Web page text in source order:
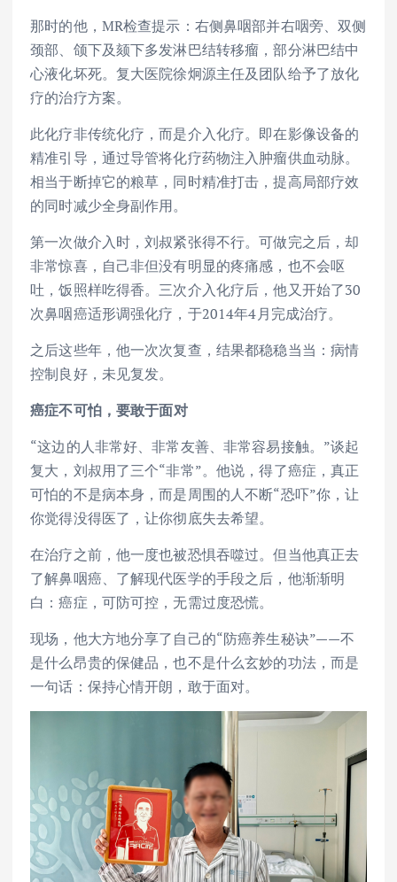
那时的他，MR检查提示：右侧鼻咽部并右咽旁、双侧
颈部、颌下及颏下多发淋巴结转移瘤，部分淋巴结中
心液化坏死。复大医院徐炯源主任及团队给予了放化
疗的治疗方案。
此化疗非传统化疗，而是介入化疗。即在影像设备的
精准引导，通过导管将化疗药物注入肿瘤供血动脉。
相当于断掉它的粮草，同时精准打击，提高局部疗效
的同时减少全身副作用。
第一次做介入时，刘叔紧张得不行。可做完之后，却
非常惊喜，自己非但没有明显的疼痛感，也不会呕
吐，饭照样吃得香。三次介入化疗后，他又开始了30
次鼻咽癌适形调强化疗，于2014年4月完成治疗。
之后这些年，他一次次复查，结果都稳稳当当：病情
控制良好，未见复发。
癌症不可怕， 要敢于面对
“这边的人非常好、非常友善、非常容易接触。”谈起
复大，刘叔用了三个“非常”。他说，得了癌症，真正
可怕的不是病本身，而是周围的人不断“恐吓”你，让
你觉得没得医了，让你彻底失去希望。
在治疗之前，他一度也被恐惧吞噬过。但当他真正去
了解鼻咽癌、了解现代医学的手段之后，他渐渐明
白：癌症，可防可控，无需过度恐慌。
现场，他大方地分享了自己的“防癌养生秘诀”——不
是什么昂贵的保健品，也不是什么玄妙的功法，而是
一句话：保持心情开朗，敢于面对。